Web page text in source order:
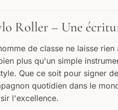
Roller – Une
de classe ne laisse
plus qu'un simple
Que ce soit pour signer
quotidien dans le
l'excellence.​